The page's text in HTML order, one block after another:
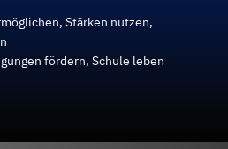
Stärken nutzen,
fördern, Schule leben